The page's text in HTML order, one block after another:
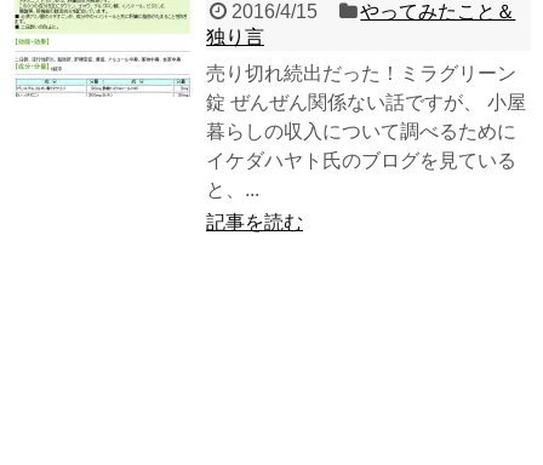
2016/4/15
やってみたこと＆
独り言
売り切れ続出だった！ミラグリーン
錠 ぜんぜん関係ない話ですが、 小屋
暮らしの収入について調べるために
イケダハヤト氏のブログを見ている
と、...
記事を読む